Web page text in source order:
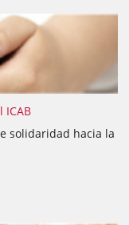
ICAB
solidaridad hacia la